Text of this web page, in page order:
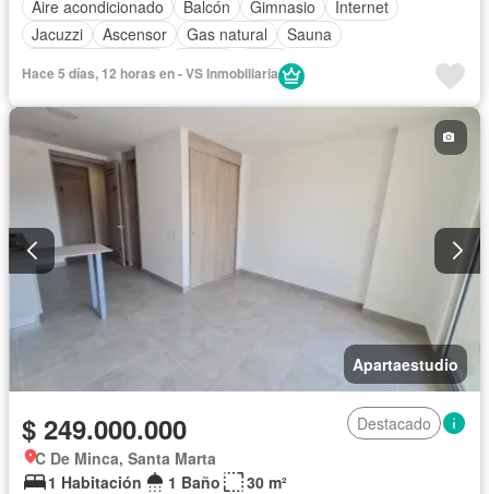
Aire acondicionado
Balcón Gimnasio
Internet
Jacuzzi
Ascensor Gas natural
Sauna
Agua
Hace 5 días, 12 horas en - VS Inmobiliaria
Apartaestudio
$ 249.000.000
Destacado
C De Minca, Santa Marta
1 Habitación
1 Baño
30 m²